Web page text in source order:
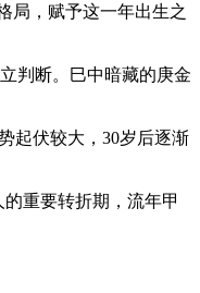
局，赋予这一年出生之
判断。巳中暗藏的庚金
起伏较大，30岁后逐渐
重要转折期，流年甲